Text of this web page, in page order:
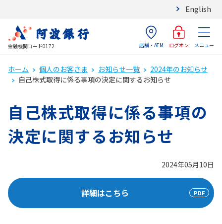
English
金融機関コード0172 店舗・ATM ログオン メニュー
ホーム 個人のお客さま お知らせ一覧
2024年のお知らせ
自己株式取得に係る事項の決定に関するお知らせ
自己株式取得に係る事項の
決定に関するお知らせ
2024年05月10日
詳細はこちら